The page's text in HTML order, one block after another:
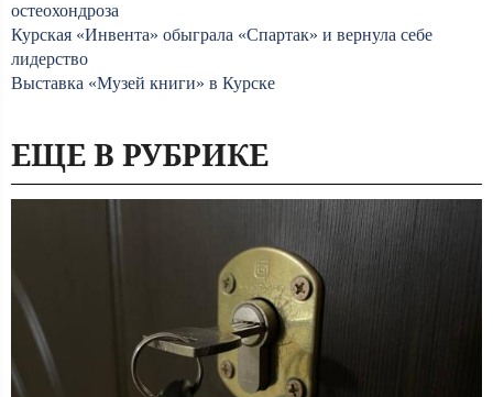
остеохондроза
Курская «Инвента» обыграла «Спартак» и вернула себе
лидерство
Выставка «Музей книги» в Курске
ЕЩЕ В РУБРИКЕ